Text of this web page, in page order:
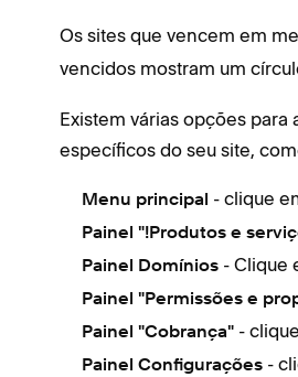
Os sites que vencem em
vencidos mostram um
Existem várias opções
específicos do seu site,
Menu principal - clique
Painel "!Produtos e
Painel Domínios - Clique
Painel "Permissões e
Painel "Cobrança" -
Painel Configurações -